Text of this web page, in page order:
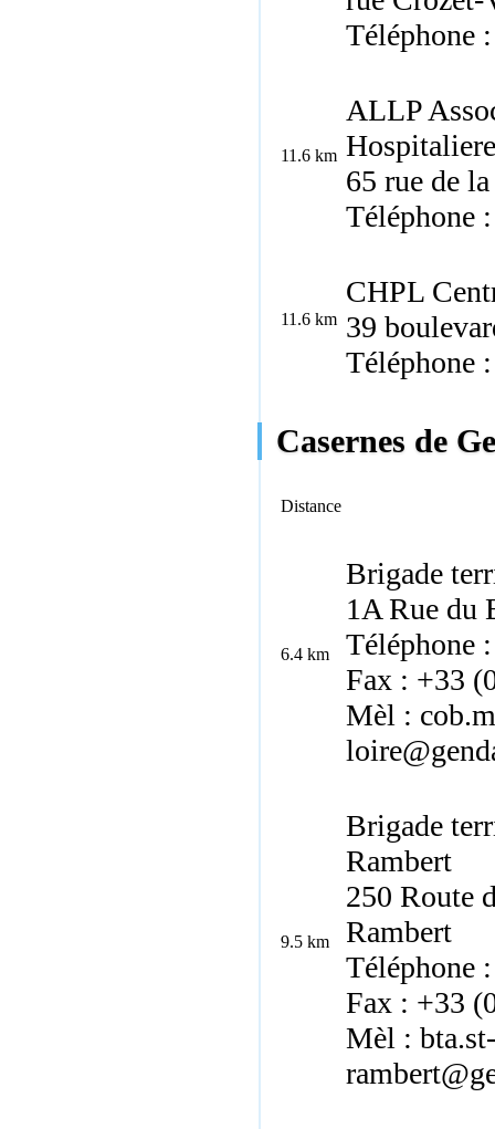
Téléphone
11.6 km
ALLP
Hospitaliere
65 rue de
Téléphone
11.6 km
CHPL
39
Téléphone
Casernes de
Distance
6.4 km
Brigade
1A Rue du
Téléphone
Fax : +33
Mèl :
9.5 km
Brigade
Rambert
250 Route
Rambert
Téléphone
Fax : +33
Mèl :